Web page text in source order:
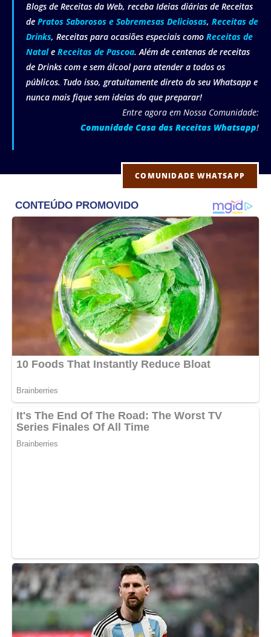
Blogs de Receitas da Web, receba Ideias diárias de Receitas
de Pratos Saborosos e Sobremesas Deliciosas, Receitas de
Drinks, Receitas para ocasiões especiais como Receitas de
Natale Receitas de Pascoa. Além de centenas de receitas
de Drinks com e sem álcool para atender a todos os
públicos. Tudo isso, gratuitamente direto do seu Whatsapp e
nunca mais fique sem ideias do que preparar!
Entre agora em Nossa Comunidade:
Comunidade Casa das Receitas Whatsapp!
COMUNIDADE WHATSAPP